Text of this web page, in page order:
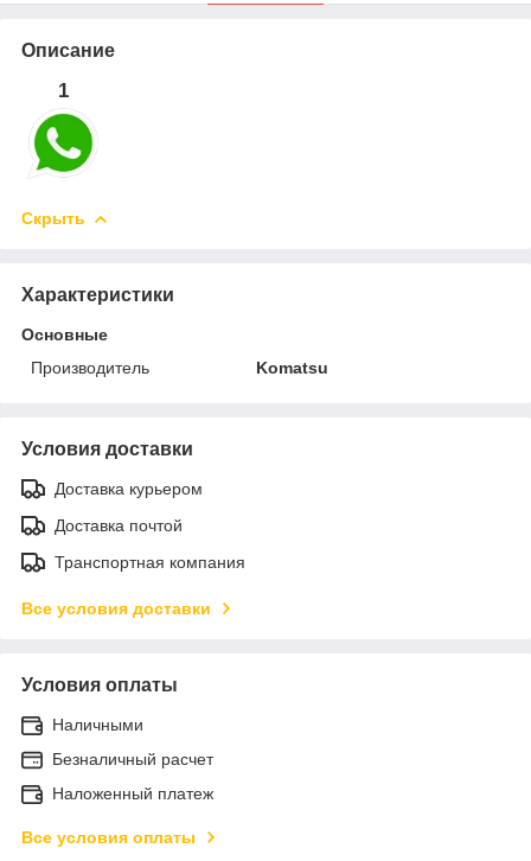
Описание
1
Скрыть
Характеристики
Основные
Производитель
Komatsu
Условия доставки
Доставка курьером
Доставка почтой
Транспортная компания
Все условия доставки
Условия оплаты
Наличными
Безналичный расчет
Наложенный платеж
Все условия оплаты